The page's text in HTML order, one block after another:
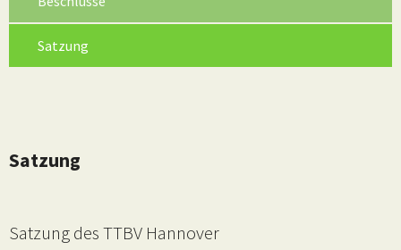
Satzung
Satzung
Satzung des TTBV Hannover